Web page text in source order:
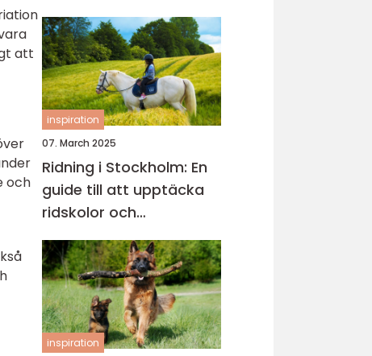
att
och
i Stockholm
inspiration
07. March 2025
Ridning i Stockholm: En
guide till att upptäcka
ridskolor och
ridupplevelser
inspiration